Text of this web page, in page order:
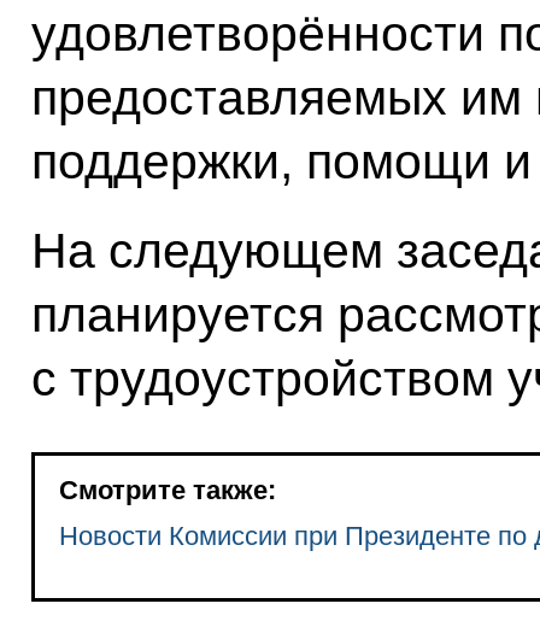
удовлетворённости
предоставляемых
поддержки, помощи и
На следующем
планируется
с трудоустройством
Смотрите также:
Новости Комиссии при Президенте по